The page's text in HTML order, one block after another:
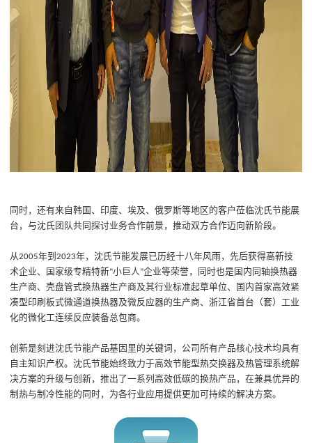
同时，还有来自韩国、印度、埃及、俄罗斯等地区的客户莅临沈氏节能展
台，与沈氏团队共同探讨业务合作前景，推动双方合作迈向新阶段。
从2005年到2023年，沈氏节能发展已历经十八年风雨，先后获得高新技
术企业、国家级专精特新“小巨人”企业等荣誉，同时也是国内同轴换热器
生产商、壳盘管式换热器生产商及其行业标准起草单位、国内首家高效紧
凑型印刷板式微通道换热器及微反应器的生产商、浙江省首台（套）工业
化的微化工连续反应装备总包商。
创新是刻进沈氏节能产品基因里的关键词，公司所有产品核心技术均具有
自主知识产权。沈氏节能始终致力于高效节能型热交换器及热管理系统解
决方案的升级与创新，推出了一系列高效低碳的换热产品，在兼具优异的
制热与制冷性能的同时，为各行业应用提供更加可持续的解决方案。